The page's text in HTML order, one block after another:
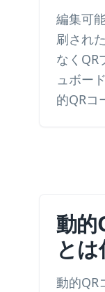
編集可
刷され
なくQR
ュボー
的QRコ
動的
と
動的QR